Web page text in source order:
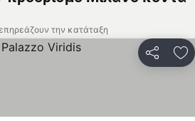
την κατάταξη